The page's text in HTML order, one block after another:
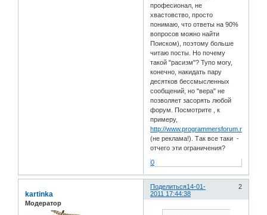
професионал, не
хвастовство, просто
понимаю, что ответы на 90%
вопросов можно найти
Поиском), поэтому больше
читаю посты. Но почему
такой "расизм"? Тупо могу,
конечно, накидать пару
десятков бессмысленных
сообщений, но "вера" не
позволяет засорять любой
форум. Посмотрите , к
примеру,
http://www.programmersforum.ru/
(не реклама!). Так все таки -
отчего эти ограничения?
0
Поделиться 2
14-01-
2011 17:44:38
kartinka
Модератор